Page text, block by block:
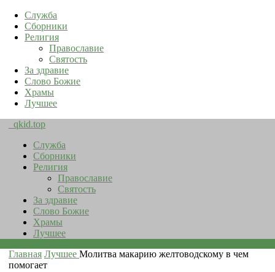
Служба
Сборники
Религия
Православие
Святость
За здравие
Слово Божие
Храмы
Лучшее
qkid.top
Служба
Сборники
Религия
Православие
Святость
За здравие
Слово Божие
Храмы
Лучшее
Главная Лучшее Молитва макарию желтоводскому в чем
помогает